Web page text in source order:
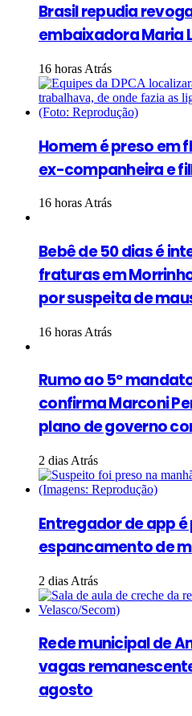
Brasil repudia
embaixadora Maria
16 horas Atrás
Homem é preso em
ex-companheira e
16 horas Atrás
Bebê de 50 dias é
fraturas em
por suspeita de
16 horas Atrás
Rumo ao 5º
confirma Marconi
plano de governo
2 dias Atrás
Entregador de app
espancamento de
2 dias Atrás
Rede municipal de
vagas
agosto